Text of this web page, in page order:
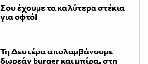
Σου έχουμε τα καλύτερα στέκια
για οφτό!
Τη Δευτέρα απολαμβάνουμε
δωρεάν burger και μπίρα, στη